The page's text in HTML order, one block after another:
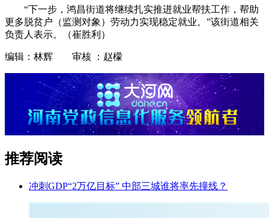
“下一步，鸿昌街道将继续扎实推进就业帮扶工作，帮助
更多脱贫户（监测对象）劳动力实现稳定就业。”该街道相关
负责人表示。（崔胜利）
编辑：林辉 审核 ：赵檬
推荐阅读
冲刺GDP“2万亿目标” 中部三城谁将率先撞线？